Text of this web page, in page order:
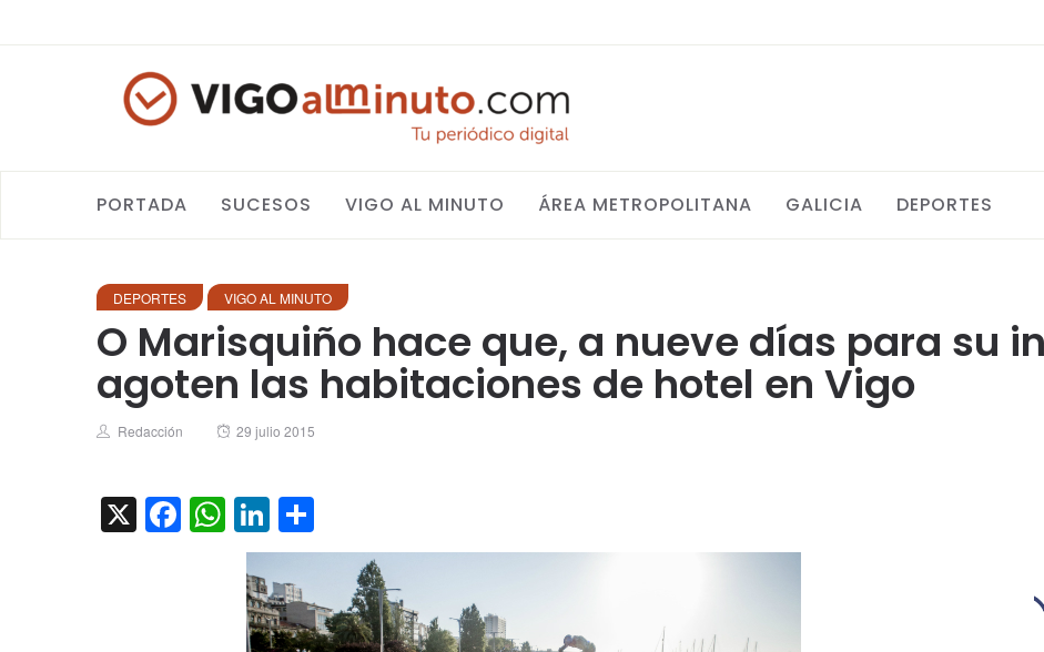
PORTADA SUCESOS VIGO AL MINUTO ÁREA METROPOLITANA GALICIA DEPORTES
DEPORTES VIGO AL MINUTO
O Marisquiño hace que, a nueve días para su
agoten las habitaciones de hotel en Vigo
Author
Redacción
Posted
29 julio 2015
X Facebook
WhatsApp
LinkedIn